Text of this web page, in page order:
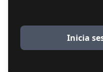
Inicia